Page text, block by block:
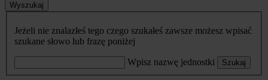
Wyszukaj
Jeżeli nie znalazłeś tego czego szukałeś zawsze możesz wpisać
szukane słowo lub frazę poniżej
Wpisz nazwę jednostki Szukaj